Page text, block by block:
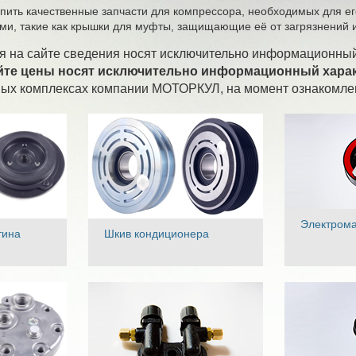
качественные запчасти для компрессора, необходимых для
такие как крышки для муфты, защищающие её от загрязнений
на сайте сведения носят исключительно
цены носят исключительно информационный
комплексах компании МОТОРКУЛ, на момент
Шкив кондиционера